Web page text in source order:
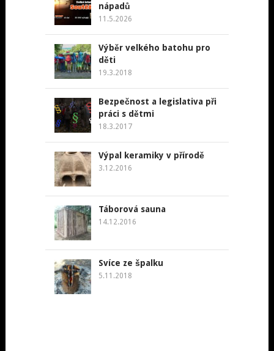
nápadů
11.5.2026
Výběr velkého batohu pro
děti
19.3.2018
Bezpečnost a legislativa při
práci s dětmi
18.3.2017
Výpal keramiky v přírodě
3.12.2016
Táborová sauna
14.12.2016
Svíce ze špalku
5.11.2018